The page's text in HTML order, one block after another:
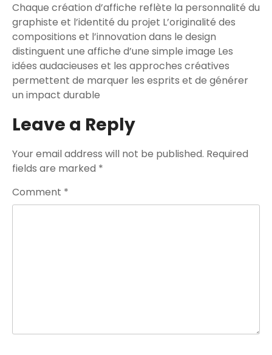
Chaque création d’affiche reflète la personnalité du
graphiste et l’identité du projet L’originalité des
compositions et l’innovation dans le design
distinguent une affiche d’une simple image Les
idées audacieuses et les approches créatives
permettent de marquer les esprits et de générer
un impact durable
Leave a Reply
Your email address will not be published. Required
fields are marked *
Comment *